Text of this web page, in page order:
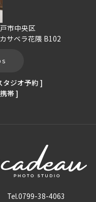
市中央区
サベラ花隈 B102
ジオ予約 ]
帯 ]
Tel.0799-38-4063